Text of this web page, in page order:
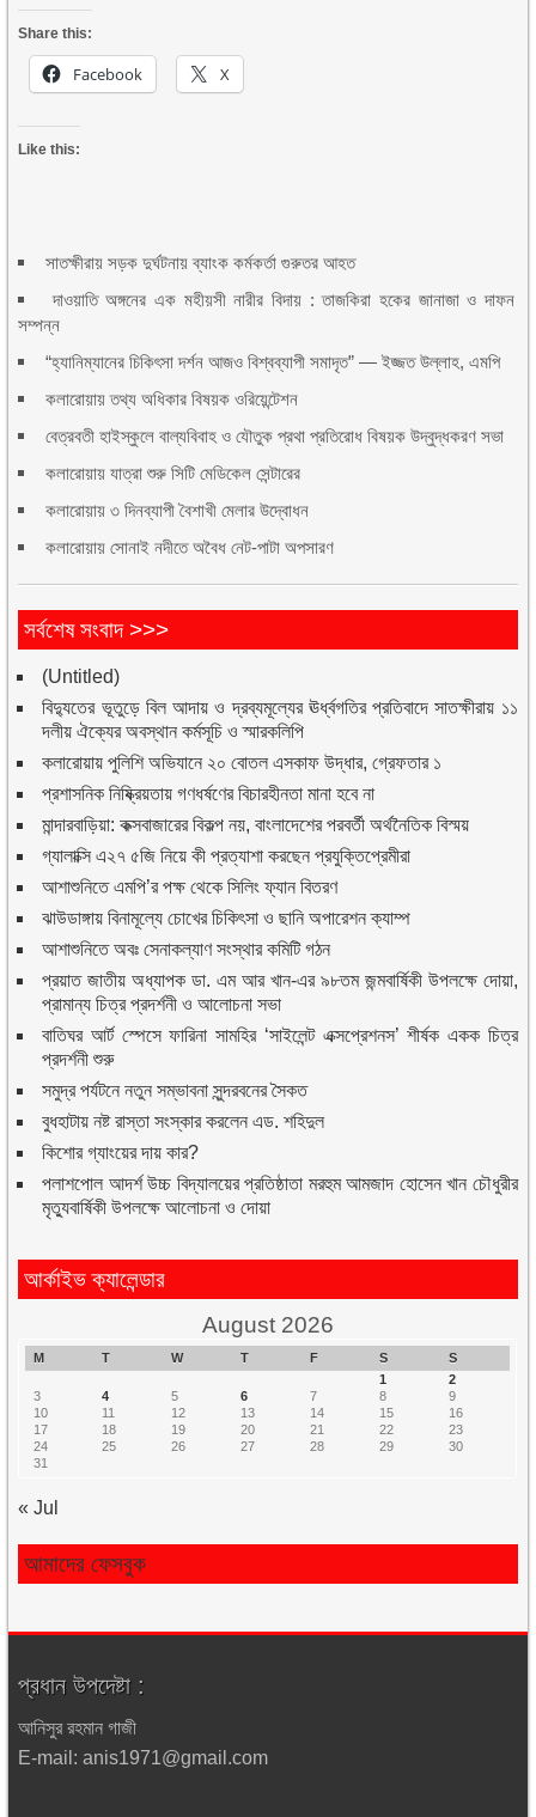
Share this:
Facebook X
Like this:
সাতক্ষীরায় সড়ক দুর্ঘটনায় ব্যাংক কর্মকর্তা গুরুতর আহত
দাওয়াতি অঙ্গনের এক মহীয়সী নারীর বিদায় : তাজকিরা হকের জানাজা ও দাফন
সম্পন্ন
“হ্যানিম্যানের চিকিৎসা দর্শন আজও বিশ্বব্যাপী সমাদৃত” — ইজ্জত উল্লাহ, এমপি
কলারোয়ায় তথ্য অধিকার বিষয়ক ওরিয়েন্টেশন
বেত্রবতী হাইস্কুলে বাল্যবিবাহ ও যৌতুক প্রথা প্রতিরোধ বিষয়ক উদ্বুদ্ধকরণ সভা
কলারোয়ায় যাত্রা শুরু সিটি মেডিকেল সেন্টারের
কলারোয়ায় ৩ দিনব্যাপী বৈশাখী মেলার উদ্বোধন
কলারোয়ায় সোনাই নদীতে অবৈধ নেট-পাটা অপসারণ
সর্বশেষ সংবাদ >>>
(Untitled)
বিদ্যুতের ভূতুড়ে বিল আদায় ও দ্রব্যমূল্যের ঊর্ধ্বগতির প্রতিবাদে সাতক্ষীরায় ১১
দলীয় ঐক্যের অবস্থান কর্মসূচি ও স্মারকলিপি
কলারোয়ায় পুলিশি অভিযানে ২০ বোতল এসকাফ উদ্ধার, গ্রেফতার ১
প্রশাসনিক নিষ্ক্রিয়তায় গণধর্ষণের বিচারহীনতা মানা হবে না
মান্দারবাড়িয়া: কক্সবাজারের বিকল্প নয়, বাংলাদেশের পরবর্তী অর্থনৈতিক বিস্ময়
গ্যালাক্সি এ২৭ ৫জি নিয়ে কী প্রত্যাশা করছেন প্রযুক্তিপ্রেমীরা
আশাশুনিতে এমপি’র পক্ষ থেকে সিলিং ফ্যান বিতরণ
ঝাউডাঙ্গায় বিনামূল্যে চোখের চিকিৎসা ও ছানি অপারেশন ক্যাম্প
আশাশুনিতে অবঃ সেনাকল্যাণ সংস্থার কমিটি গঠন
প্রয়াত জাতীয় অধ্যাপক ডা. এম আর খান-এর ৯৮তম জন্মবার্ষিকী উপলক্ষে দোয়া,
প্রামান্য চিত্র প্রদর্শনী ও আলোচনা সভা
বাতিঘর আর্ট স্পেসে ফারিনা সামহির ‘সাইলেন্ট এক্সপ্রেশনস’ শীর্ষক একক চিত্র
প্রদর্শনী শুরু
সমুদ্র পর্যটনে নতুন সম্ভাবনা সুন্দরবনের সৈকত
বুধহাটায় নষ্ট রাস্তা সংস্কার করলেন এড. শহিদুল
কিশোর গ্যাংয়ের দায় কার?
পলাশপোল আদর্শ উচ্চ বিদ্যালয়ের প্রতিষ্ঠাতা মরহুম আমজাদ হোসেন খান চৌধুরীর
মৃত্যুবার্ষিকী উপলক্ষে আলোচনা ও দোয়া
আর্কাইভ ক্যালেন্ডার
August 2026
M T W T F S
S
1
2
3
4 5 6 7 8
9
10
11 12 13 14 15
16
17
18 19 20 21 22
23
24
25 26 27 28 29
30
31
« Jul
আমাদের ফেসবুক
প্রধান উপদেষ্টা :
আনিসুর রহমান গাজী
E-mail: anis1971@gmail.com